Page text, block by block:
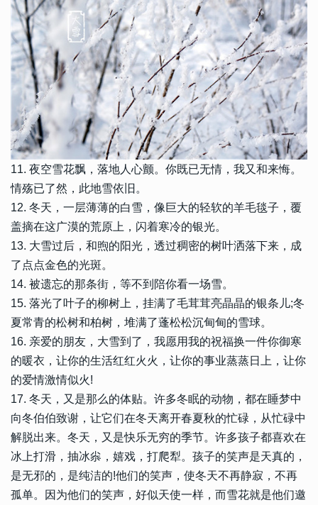
11. 夜空雪花飘，落地人心颤。你既已无情，我又和来悔。
情殇已了然，此地雪依旧。
12. 冬天，一层薄薄的白雪，像巨大的轻软的羊毛毯子，覆
盖摘在这广漠的荒原上，闪着寒冷的银光。
13. 大雪过后，和煦的阳光，透过稠密的树叶洒落下来，成
了点点金色的光斑。
14. 被遗忘的那条街，等不到陪你看一场雪。
15. 落光了叶子的柳树上，挂满了毛茸茸亮晶晶的银条儿;冬
夏常青的松树和柏树，堆满了蓬松松沉甸甸的雪球。
16. 亲爱的朋友，大雪到了，我愿用我的祝福换一件你御寒
的暖衣，让你的生活红红火火，让你的事业蒸蒸日上，让你
的爱情激情似火!
17. 冬天，又是那么的体贴。许多冬眠的动物，都在睡梦中
向冬伯伯致谢，让它们在冬天离开春夏秋的忙碌，从忙碌中
解脱出来。冬天，又是快乐无穷的季节。许多孩子都喜欢在
冰上打滑，抽冰尜，嬉戏，打爬犁。孩子的笑声是天真的，
是无邪的，是纯洁的!他们的笑声，使冬天不再静寂，不再
孤单。因为他们的笑声，好似天使一样，而雪花就是他们邀